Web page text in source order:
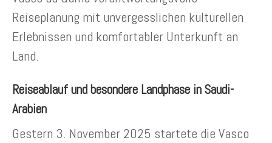
Reiseplanung mit unvergesslichen kulturellen
Erlebnissen und komfortabler Unterkunft an
Land.
Reiseablauf und besondere Landphase in Saudi-
Arabien
Gestern 3. November 2025 startete die Vasco